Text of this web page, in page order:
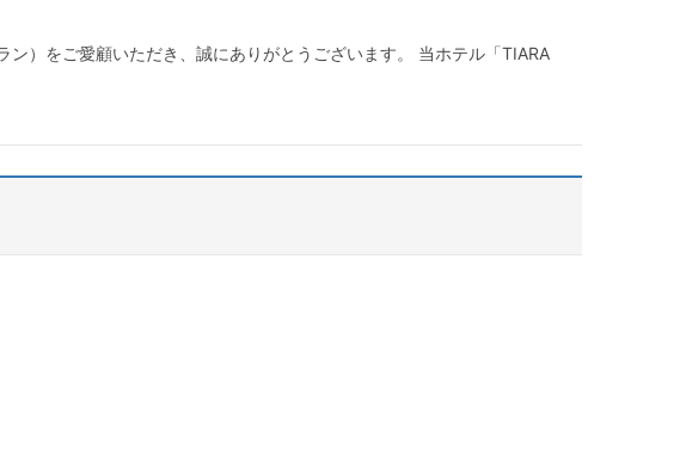
）をご愛顧いただき、誠にありがとうございます。 当ホテル「TIARA